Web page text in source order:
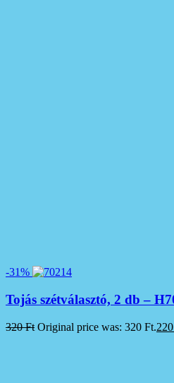
-31%
Tojás szétválasztó, 2 db –
320Ft Original price was: 320 Ft.220